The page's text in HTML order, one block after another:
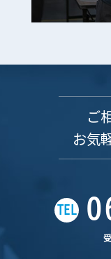
ご
お気
TEL